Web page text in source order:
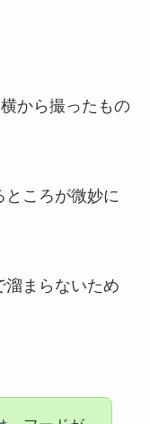
から撮ったもの
ところが微妙に
溜まらないため